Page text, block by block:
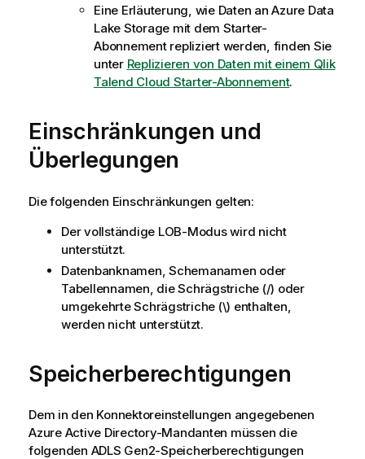
Eine Erläuterung, wie Daten an Azure Data
Lake Storage mit dem Starter-
Abonnement repliziert werden, finden Sie
unter Replizieren von Daten mit einem Qlik
Talend Cloud Starter-Abonnement.
Einschränkungen und
Überlegungen
Die folgenden Einschränkungen gelten:
Der vollständige LOB-Modus wird nicht
unterstützt.
Datenbanknamen, Schemanamen oder
Tabellennamen, die Schrägstriche (/) oder
umgekehrte Schrägstriche (\) enthalten,
werden nicht unterstützt.
Speicherberechtigungen
Dem in den Konnektoreinstellungen angegebenen
Azure Active Directory-Mandanten müssen die
folgenden ADLS Gen2-Speicherberechtigungen